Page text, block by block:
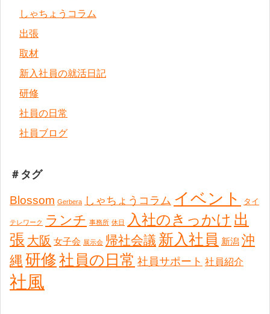
しゃちょうコラム
出張
取材
新入社員の就活日記
研修
社員の日常
社員ブログ
＃タグ
Blossom Gerbera しゃちょうコラム イベント タイ
テレワーク ランチ 事務所 休日 入社のきっかけ 出
張 大阪 女子会 展示会 帰社会議 新入社員 新潟 沖
縄 研修社員の日常 社員サポート 社員紹介
社風